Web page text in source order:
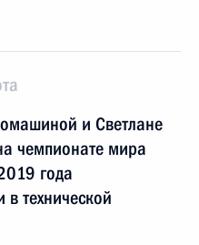
и Светлане
чемпионате мира
года
в технической